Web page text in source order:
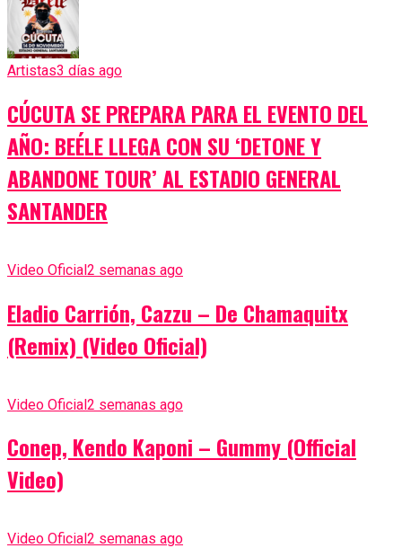
Artistas3 días ago
CÚCUTA SE PREPARA PARA EL EVENTO DEL
AÑO: BEÉLE LLEGA CON SU ‘DETONE Y
ABANDONE TOUR’ AL ESTADIO GENERAL
SANTANDER
Video Oficial2 semanas ago
Eladio Carrión, Cazzu – De Chamaquitx
(Remix) (Video Oficial)
Video Oficial2 semanas ago
Conep, Kendo Kaponi – Gummy (Official
Video)
Video Oficial 2 semanas ago